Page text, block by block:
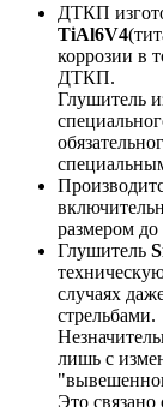
ДТКП
TiAl6V4
коррозии в
ДТКП.
Глушитель
размером до
Глушитель
случаях
стрельбами.
лишь с
Это связано